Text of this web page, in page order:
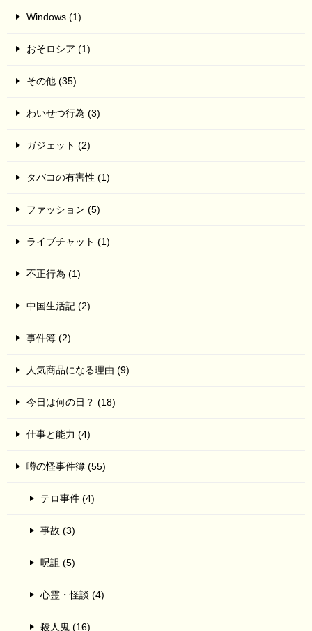
Windows (1)
おそロシア (1)
その他 (35)
わいせつ行為 (3)
ガジェット (2)
タバコの有害性 (1)
ファッション (5)
ライブチャット (1)
不正行為 (1)
中国生活記 (2)
事件簿 (2)
人気商品になる理由 (9)
今日は何の日？ (18)
仕事と能力 (4)
噂の怪事件簿 (55)
テロ事件 (4)
事故 (3)
呪詛 (5)
心霊・怪談 (4)
殺人鬼 (16)